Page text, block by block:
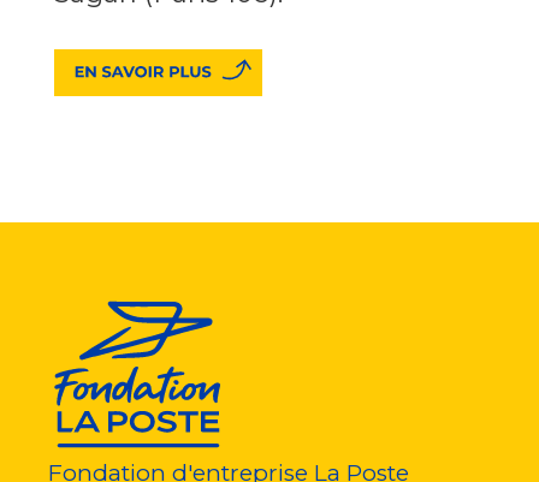
Fondation d'entreprise La Poste